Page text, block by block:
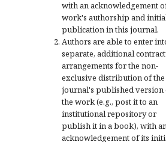
with an acknowledgement
work's authorship and
publication in this journal.
Authors are able to enter
separate, additional
arrangements for the non-
exclusive distribution of the
journal's published version
the work (e.g., post it to an
institutional repository or
publish it in a book), with
acknowledgement of its